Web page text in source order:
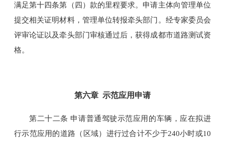
满足第十四条第（四）款的里程要求。申请主体向管理单位
提交相关证明材料，管理单位转报牵头部门。经专家委员会
评审论证以及牵头部门审核通过后，获得成都市道路测试资
格。
第六章 示范应用申请
第二十二条 申请普通驾驶示范应用的车辆，应在拟进
行示范应用的道路（区域）进行过合计不少于240小时或10